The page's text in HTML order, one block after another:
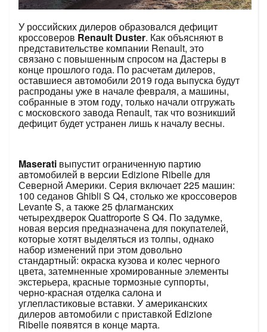
У российских дилеров образовался дефицит
кроссоверов Renault Duster. Как объясняют в
представительстве компании Renault, это
связано с повышенным спросом на Дастеры в
конце прошлого года. По расчетам дилеров,
оставшиеся автомобили 2019 года выпуска будут
распроданы уже в начале февраля, а машины,
собранные в этом году, только начали отгружать
с московского завода Renault, так что возникший
дефицит будет устранен лишь к началу весны.
Maserati выпустит ограниченную партию
автомобилей в версии Edizione Ribelle для
Северной Америки. Серия включает 225 машин:
100 седанов Ghibli S Q4, столько же кроссоверов
Levante S, а также 25 флагманских
четырехдверок Quattroporte S Q4. По задумке,
новая версия предназначена для покупателей,
которые хотят выделяться из толпы, однако
набор изменений при этом довольно
стандартный: окраска кузова и колес черного
цвета, затемненные хромированные элементы
экстерьера, красные тормозные суппорты,
черно-красная отделка салона и
углепластиковые вставки. У американских
дилеров автомобили с приставкой Edizione
Ribelle появятся в конце марта.